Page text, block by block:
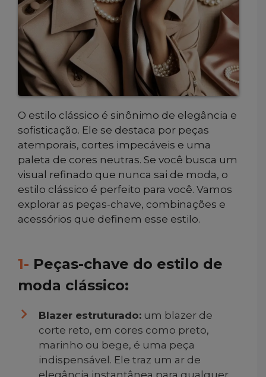
O estilo clássico é sinônimo de elegância e
sofisticação. Ele se destaca por peças
atemporais, cortes impecáveis e uma
paleta de cores neutras. Se você busca um
visual refinado que nunca sai de moda, o
estilo clássico é perfeito para você. Vamos
explorar as peças-chave, combinações e
acessórios que definem esse estilo.
1- Peças-chave do estilo de
moda clássico:
Blazer estruturado: um blazer de
corte reto, em cores como preto,
marinho ou bege, é uma peça
indispensável. Ele traz um ar de